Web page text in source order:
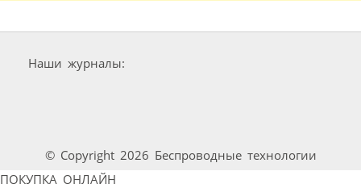
Наши журналы:
© Copyright 2026 Беспроводные технологии
ПОКУПКА ОНЛАЙН